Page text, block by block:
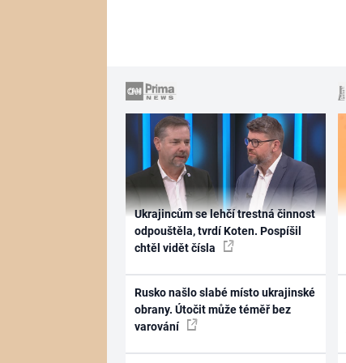
Ukrajincům se lehčí trestná činnost
odpouštěla, tvrdí Koten. Pospíšil
chtěl vidět čísla
Rusko našlo slabé místo ukrajinské
obrany. Útočit může téměř bez
varování